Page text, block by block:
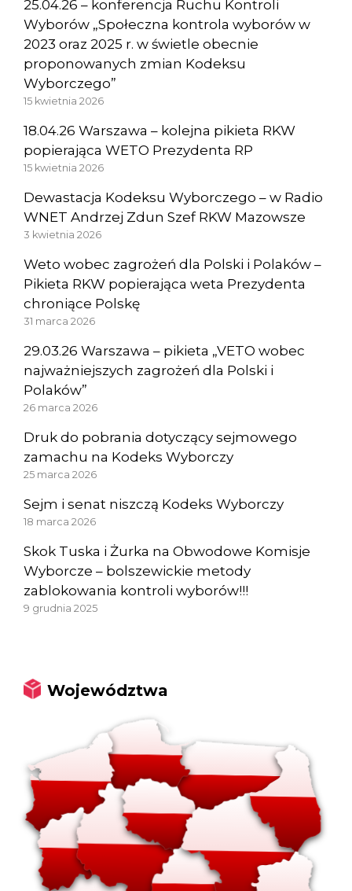
25.04.26 – konferencja Ruchu Kontroli
Wyborów „Społeczna kontrola wyborów w
2023 oraz 2025 r. w świetle obecnie
proponowanych zmian Kodeksu
Wyborczego”
15 kwietnia 2026
18.04.26 Warszawa – kolejna pikieta RKW
popierająca WETO Prezydenta RP
15 kwietnia 2026
Dewastacja Kodeksu Wyborczego – w Radio
WNET Andrzej Zdun Szef RKW Mazowsze
3 kwietnia 2026
Weto wobec zagrożeń dla Polski i Polaków –
Pikieta RKW popierająca weta Prezydenta
chroniące Polskę
31 marca 2026
29.03.26 Warszawa – pikieta „VETO wobec
najważniejszych zagrożeń dla Polski i
Polaków”
26 marca 2026
Druk do pobrania dotyczący sejmowego
zamachu na Kodeks Wyborczy
25 marca 2026
Sejm i senat niszczą Kodeks Wyborczy
18 marca 2026
Skok Tuska i Żurka na Obwodowe Komisje
Wyborcze – bolszewickie metody
zablokowania kontroli wyborów!!!
9 grudnia 2025
Województwa